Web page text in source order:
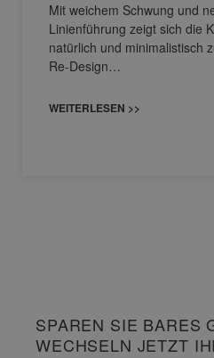
Mit weichem Schwung und
Linienführung zeigt sich die
natürlich und minimalistisch
Re-Design…
WEITERLESEN >>
SPAREN SIE BARES
WECHSELN JETZT